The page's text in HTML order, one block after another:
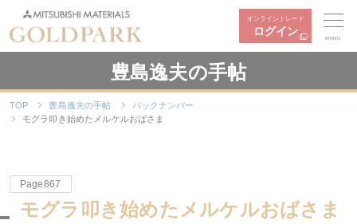
オンライントレード
ログイン
MENU
豊島逸夫の手帖
TOP 豊島逸夫の手帖
バックナンバー
モグラ叩き始めたメルケルおばさま
Page867
モグラ叩き始めたメルケルおばさま